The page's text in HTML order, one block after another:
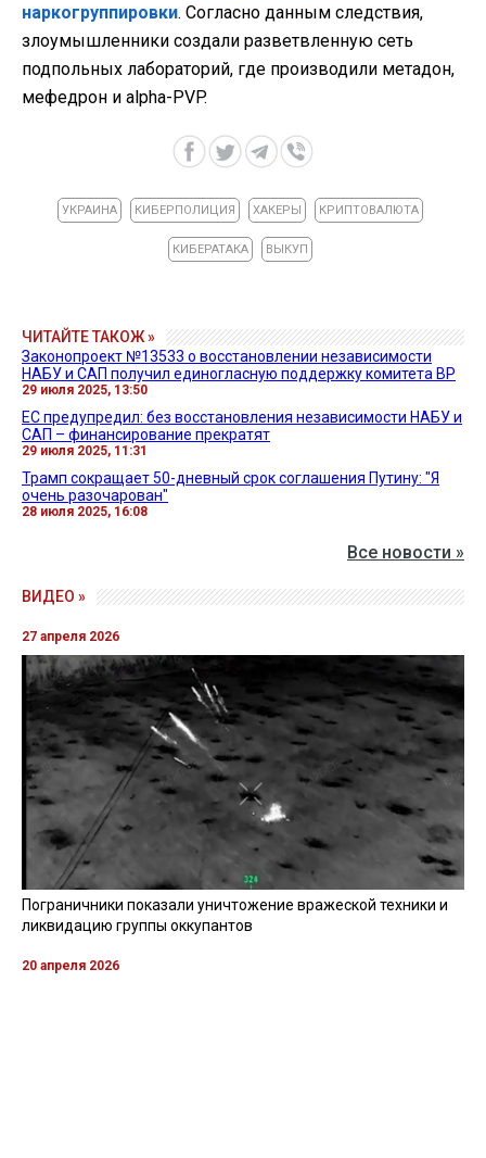
наркогруппировки. Согласно данным следствия,
злоумышленники создали разветвленную сеть
подпольных лабораторий, где производили метадон,
мефедрон и alpha-PVP.
УКРАИНА КИБЕРПОЛИЦИЯ ХАКЕРЫ КРИПТОВАЛЮТА
КИБЕРАТАКА ВЫКУП
ЧИТАЙТЕ ТАКОЖ »
Законопроект №13533 о восстановлении независимости
НАБУ и САП получил единогласную поддержку комитета ВР
29 июля 2025, 13:50
ЕС предупредил: без восстановления независимости НАБУ и
САП – финансирование прекратят
29 июля 2025, 11:31
Трамп сокращает 50-дневный срок соглашения Путину: "Я
очень разочарован"
28 июля 2025, 16:08
Все новости »
ВИДЕО »
27 апреля 2026
Пограничники показали уничтожение вражеской техники и
ликвидацию группы оккупантов
20 апреля 2026